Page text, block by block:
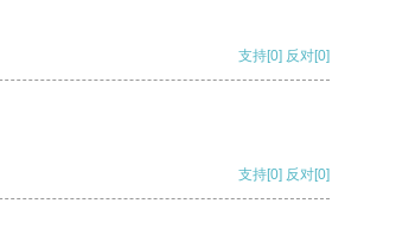
支持[0] 反对[0]
支持[0] 反对[0]